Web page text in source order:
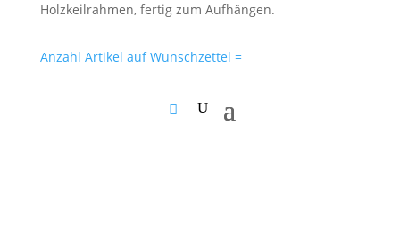
Holzkeilrahmen, fertig zum Aufhängen.
Anzahl Artikel auf Wunschzettel =